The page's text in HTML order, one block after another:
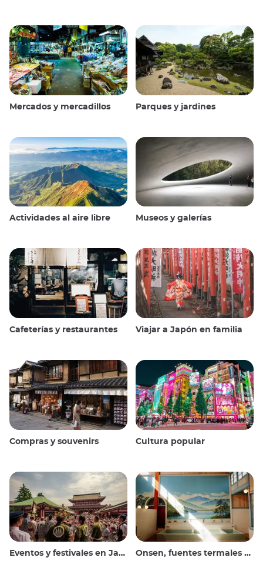
Mercados y mercadillos Parques y jardines
Actividades al aire libre Museos y galerías
Cafeterías y restaurantes Viajar a Japón en familia
Compras y souvenirs Cultura popular
Eventos y festivales en Japón Onsen, fuentes termales y baños públicos